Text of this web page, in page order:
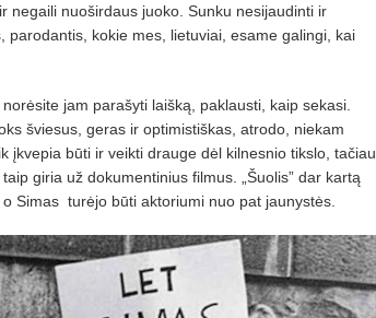
negaili nuoširdaus juoko. Sunku nesijaudinti ir
parodantis, kokie mes, lietuviai, esame galingi, kai
jam parašyti laišką, paklausti, kaip sekasi.
šviesus, geras ir optimistiškas, atrodo, niekam
įkvepia būti ir veikti drauge dėl kilnesnio tikslo, tačiau
giria už dokumentinius filmus. „Šuolis” dar kartą
Simas turėjo būti aktoriumi nuo pat jaunystės.